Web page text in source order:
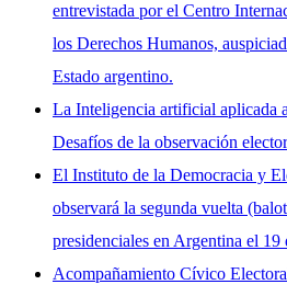
entrevistada por el Centro
los Derechos Humanos,
Estado argentino.
La Inteligencia artificial aplicada
Desafíos de la observación
El Instituto de la Democracia y
observará la segunda vuelta
presidenciales en Argentina el
Acompañamiento Cívico